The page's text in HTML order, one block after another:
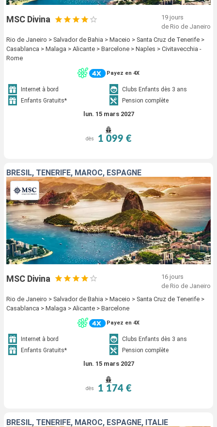
MSC Divina
19 jours
de Rio de Janeiro
Rio de Janeiro > Salvador de Bahia > Maceio > Santa Cruz de Tenerife >
Casablanca > Malaga > Alicante > Barcelone > Naples > Civitavecchia -
Rome
Payez en 4X
Internet à bord
Clubs Enfants dès 3 ans
Enfants Gratuits*
Pension complète
lun. 15 mars 2027
dès 1 099 €
BRÉSIL, TENERIFE, MAROC, ESPAGNE
MSC Divina
16 jours
de Rio de Janeiro
Rio de Janeiro > Salvador de Bahia > Maceio > Santa Cruz de Tenerife >
Casablanca > Malaga > Alicante > Barcelone
Payez en 4X
Internet à bord
Clubs Enfants dès 3 ans
Enfants Gratuits*
Pension complète
lun. 15 mars 2027
dès 1 174 €
BRÉSIL, TENERIFE, MAROC, ESPAGNE, ITALIE